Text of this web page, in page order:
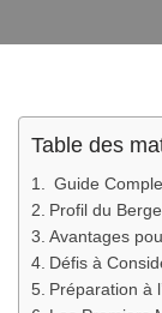
Table des
Guide
Profil du
Avantages
Défis à
Préparation à